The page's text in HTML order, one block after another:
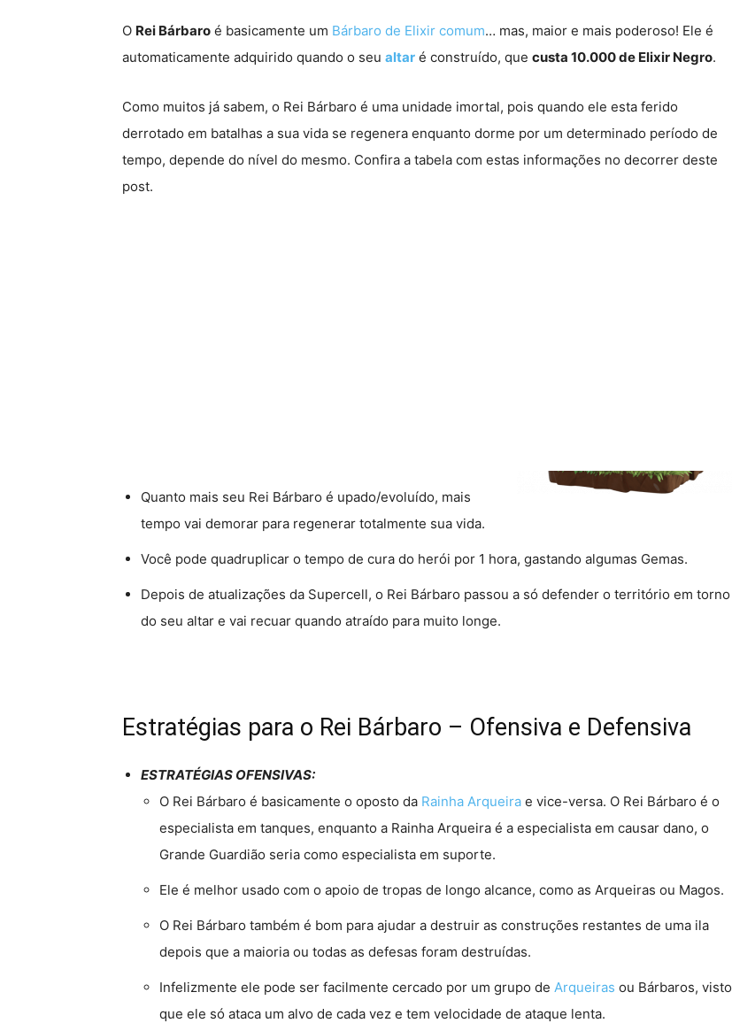
O Rei Bárbaro é basicamente um Bárbaro de Elixir comum… mas, maior e mais poderoso! Ele é
automaticamente adquirido quando o seu altar é construído, que custa 10.000 de Elixir Negro.
Como muitos já sabem, o Rei Bárbaro é uma unidade imortal, pois quando ele esta ferido
derrotado em batalhas a sua vida se regenera enquanto dorme por um determinado período de
tempo, depende do nível do mesmo. Confira a tabela com estas informações no decorrer deste
post.
Quanto mais seu Rei Bárbaro é upado/evoluído, mais
tempo vai demorar para regenerar totalmente sua vida.
Você pode quadruplicar o tempo de cura do herói por 1 hora, gastando algumas Gemas.
Depois de atualizações da Supercell, o Rei Bárbaro passou a só defender o território em torno
do seu altar e vai recuar quando atraído para muito longe.
Estratégias para o Rei Bárbaro – Ofensiva e Defensiva
ESTRATÉGIAS OFENSIVAS:
O Rei Bárbaro é basicamente o oposto da Rainha Arqueira e vice-versa. O Rei Bárbaro é o
especialista em tanques, enquanto a Rainha Arqueira é a especialista em causar dano, o
Grande Guardião seria como especialista em suporte.
Ele é melhor usado com o apoio de tropas de longo alcance, como as Arqueiras ou Magos.
O Rei Bárbaro também é bom para ajudar a destruir as construções restantes de uma ila
depois que a maioria ou todas as defesas foram destruídas.
Infelizmente ele pode ser facilmente cercado por um grupo de Arqueiras ou Bárbaros, visto
que ele só ataca um alvo de cada vez e tem velocidade de ataque lenta.